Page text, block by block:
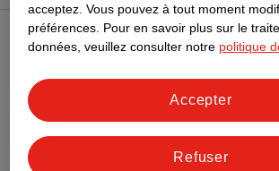
Club Kruidvat
Service Clientèle
Tout sur Kruidvat
acceptez. Vous pouvez à tout moment
préférences. Pour en savoir plus sur le
données, veuillez consulter notre politique
Refuser
Accepter